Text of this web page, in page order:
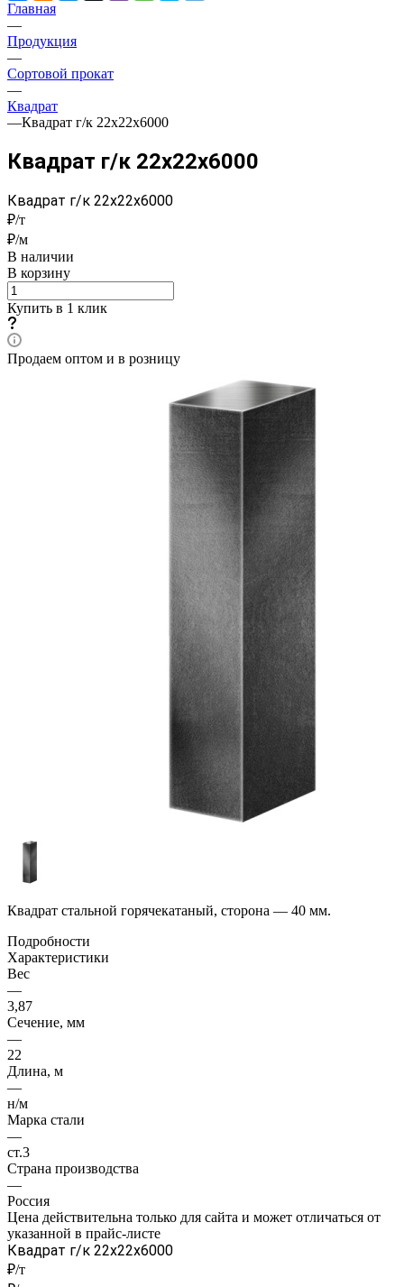
Главная
—
Продукция
—
Сортовой прокат
—
Квадрат
—Квадрат г/к 22x22x6000
Квадрат г/к 22x22x6000
Квадрат г/к 22x22x6000
₽/т
₽/м
В наличии
В корзину
Купить в 1 клик
Продаем оптом и в розницу
Квадрат стальной горячекатаный, сторона — 40 мм.
Подробности
Характеристики
Вес
—
3,87
Сечение, мм
—
22
Длина, м
—
н/м
Марка стали
—
ст.3
Страна производства
—
Россия
Цена действительна только для сайта и может отличаться от
указанной в прайс-листе
Квадрат г/к 22x22x6000
₽/т